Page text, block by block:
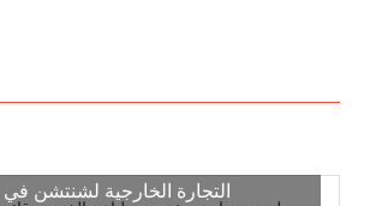
التجارة الخارجية لشنتشن